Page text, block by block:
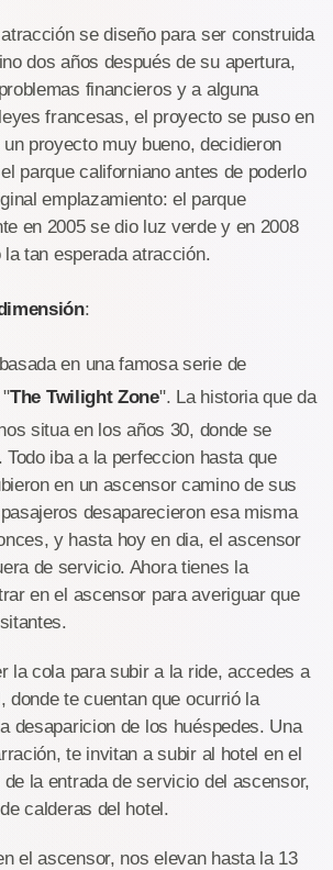
se diseño para ser construida
dos años después de su apertura,
financieros y a alguna
francesas, el proyecto se puso en
proyecto muy bueno, decidieron
parque californiano antes de poderlo
emplazamiento: el parque
en 2005 se dio luz verde y en 2008
tan esperada atracción.
:
en una famosa serie de
"The Twilight Zone". La historia que da
situa en los años 30, donde se
Todo iba a la perfeccion hasta que
en un ascensor camino de sus
desaparecieron esa misma
y hasta hoy en dia, el ascensor
de servicio. Ahora tienes la
en el ascensor para averiguar que
la cola para subir a la ride, accedes a
donde te cuentan que ocurrió la
desaparicion de los huéspedes. Una
te invitan a subir al hotel en el
la entrada de servicio del ascensor,
calderas del hotel.
el ascensor, nos elevan hasta la 13